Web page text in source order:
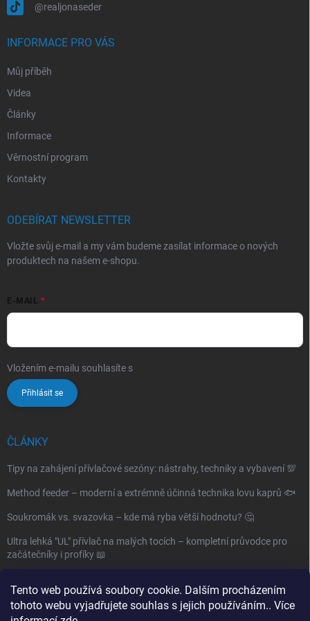
Tento web používá soubory cookie. Dalším procházením
tohoto webu vyjadřujete souhlas s jejich používáním.. Více
@realjonaseder
INFORMACE PRO VÁS
Můj příběh
Videa
Články
Informace
Věrnostní program
Kontakty
ODEBÍRAT NEWSLETTER
Vložte svůj e-mail a my vám budeme zasílat informace o nových
produktech na našem e-shopu.
E-MAIL
Vložením e-mailu souhlasíte s
Přihlásit se
ČLÁNKY
Tipy na zahájení přívlačové sezóny: nástrahy, techniky a vybavení 💯
Method feeder – moderní a extrémně účinná technika lovu kaprů 🐟
Soukromák vs. svazovka – kde má ryba větší hodnotu? 🤔
Ultra lehká "UL" přívlač na malých tocích – kompletní průvodce pro
začátečníky i profíky 📖
Archiv